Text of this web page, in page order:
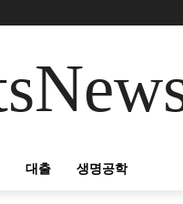
대출 생명공학